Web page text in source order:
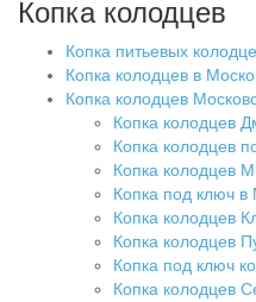
Копка колодцев
Копка питьевых
Копка колодцев в
Копка колодцев
Копка колодцев
Копка колодцев
Копка колодцев
Копка под ключ
Копка колодцев
Копка колодцев
Копка под ключ
Копка колодцев